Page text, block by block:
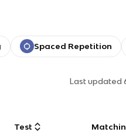
Spaced Repetition
Last updated
Test